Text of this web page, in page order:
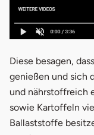
Diese besagen,
genießen und sich
und nährstoffreich
sowie Kartoffeln
Ballaststoffe